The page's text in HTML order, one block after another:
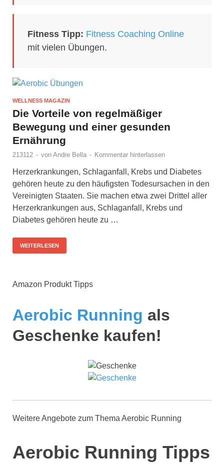
Fitness Tipp: Fitness Coaching Online
mit vielen Übungen.
WELLNESS MAGAZIN
Die Vorteile von regelmäßiger
Bewegung und einer gesunden
Ernährung
213112 - von Andre Bella - Kommentar hinterlassen
Herzerkrankungen, Schlaganfall, Krebs und Diabetes
gehören heute zu den häufigsten Todesursachen in den
Vereinigten Staaten. Sie machen etwa zwei Drittel aller
Herzerkrankungen aus, Schlaganfall, Krebs und
Diabetes gehören heute zu …
WEITERLESEN
Amazon Produkt Tipps
Aerobic Running als
Geschenke kaufen!
Weitere Angebote zum Thema Aerobic Running
Aerobic Running Tipps